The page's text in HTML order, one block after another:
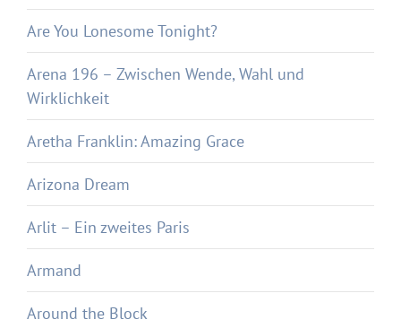
Are You Lonesome Tonight?
Arena 196 – Zwischen Wende, Wahl und
Wirklichkeit
Aretha Franklin: Amazing Grace
Arizona Dream
Arlit – Ein zweites Paris
Armand
Around the Block